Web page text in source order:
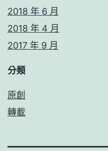
2018 年 6 月
2018 年 4 月
2017 年 9 月
分類
原創
轉載